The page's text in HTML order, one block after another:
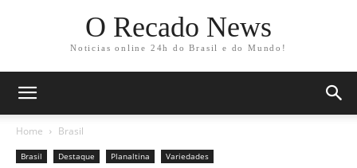
O Recado News
Noticias online 24h do Brasil e do Mundo!
Home Brasil
Brasil Destaque Planaltina Variedades